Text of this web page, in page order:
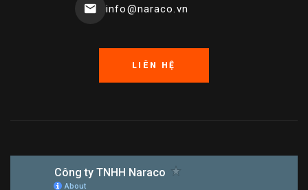
info@naraco.vn
LIÊN HỆ